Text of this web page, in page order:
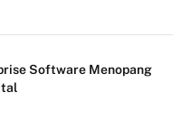
Software Menopang